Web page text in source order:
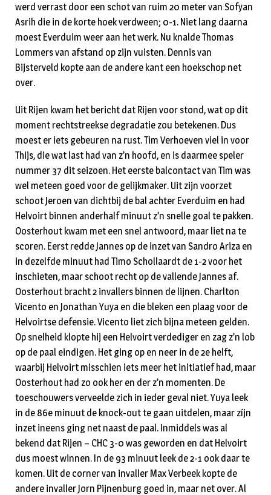
werd verrast door een schot van ruim 20 meter van Sofyan
Asrih die in de korte hoek verdween; 0-1. Niet lang daarna
moest Everduim weer aan het werk. Nu knalde Thomas
Lommers van afstand op zijn vuisten. Dennis van
Bijsterveld kopte aan de andere kant een hoekschop net
over.
Uit Rijen kwam het bericht dat Rijen voor stond, wat op dit
moment rechtstreekse degradatie zou betekenen. Dus
moest er iets gebeuren na rust. Tim Verhoeven viel in voor
Thijs, die wat last had van z’n hoofd, en is daarmee speler
nummer 37 dit seizoen. Het eerste balcontact van Tim was
wel meteen goed voor de gelijkmaker. Uit zijn voorzet
schoot Jeroen van dichtbij de bal achter Everduim en had
Helvoirt binnen anderhalf minuut z’n snelle goal te pakken.
Oosterhout kwam met een snel antwoord, maar liet na te
scoren. Eerst redde Jannes op de inzet van Sandro Ariza en
in dezelfde minuut had Timo Schollaardt de 1-2 voor het
inschieten, maar schoot recht op de vallende Jannes af.
Oosterhout bracht 2 invallers binnen de lijnen. Charlton
Vicento en Jonathan Yuya en die bleken een plaag voor de
Helvoirtse defensie. Vicento liet zich bijna meteen gelden.
Op snelheid klopte hij een Helvoirt verdediger en zag z’n lob
op de paal eindigen. Het ging op en neer in de 2e helft,
waarbij Helvoirt misschien iets meer het initiatief had, maar
Oosterhout had zo ook her en der z’n momenten. De
toeschouwers verveelde zich in ieder geval niet. Yuya leek
in de 86e minuut de knock-out te gaan uitdelen, maar zíjn
inzet ineens ging net naast de paal. Inmiddels was al
bekend dat Rijen – CHC 3-0 was geworden en dat Helvoirt
dus moest winnen. In de 93 minuut leek de 2-1 ook daar te
komen. Uit de corner van invaller Max Verbeek kopte de
andere invaller Jorn Pijnenburg goed in, maar net over. Al